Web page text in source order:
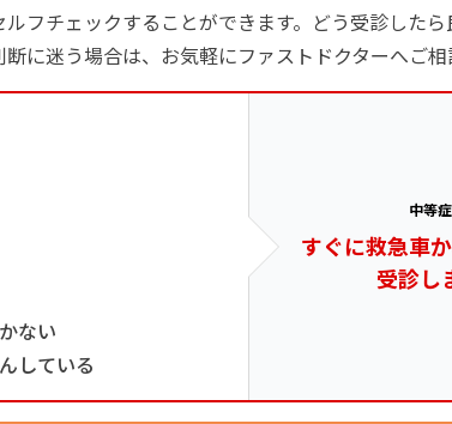
フチェックすることができます。どう受診した
に迷う場合は、お気軽にファストドクターへご相
ない
している
中等
すぐに救急車
受診し